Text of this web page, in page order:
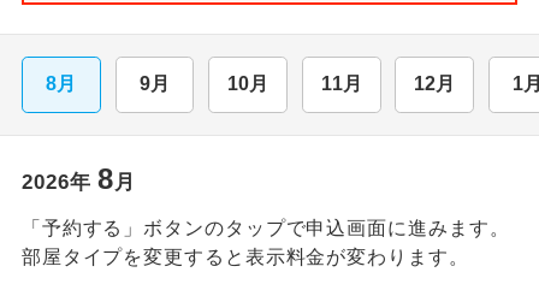
8月 9月 10月 11月 12月 1
2026年 8月
「予約する」ボタンのタップで申込画面に進みます。
部屋タイプを変更すると表示料金が変わります。